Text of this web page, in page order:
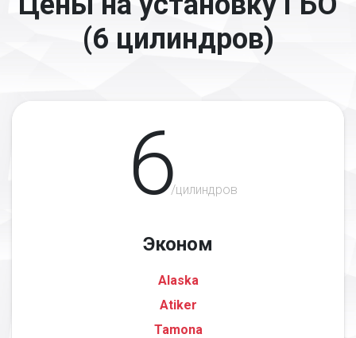
(6 цилиндров)
6/цилиндров
Эконом
Alaska
Atiker
Tamona